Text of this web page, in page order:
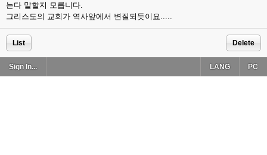
는다 말할지 모릅니다.
그리스도의 교회가 역사앞에서 변질되듯이요.....
List Delete
Sign In... PC
LANG